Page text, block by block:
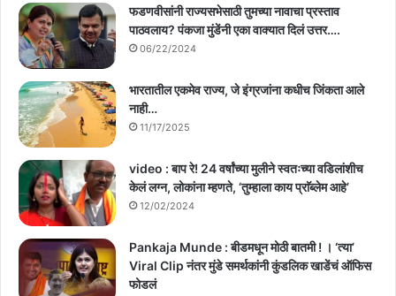
फडणवीसांनी राज्यसभेसाठी तुमच्या नावाचा प्रस्ताव
पाठवलाय? पंकजा मुंडेंनी एका वाक्यात दिलं उत्तर….
06/22/2024
भारतातील एकमेव राज्य, जे इंग्रजांना कधीच जिंकता आले
नाही…
11/17/2025
video : बाप रे! 24 वर्षांच्या मुलीने स्वतःच्या वडिलांशीच
केलं लग्न, लोकांना म्हणते, ‘तुम्हाला काय प्राॅब्लेम आहे’
12/02/2024
Pankaja Munde : बीडमधून मोठी बातमी ! । ‘त्या’
Viral Clip नंतर मुंडे समर्थकांनी कुंडलिक खाडेंचं ऑफिस
फोडलं